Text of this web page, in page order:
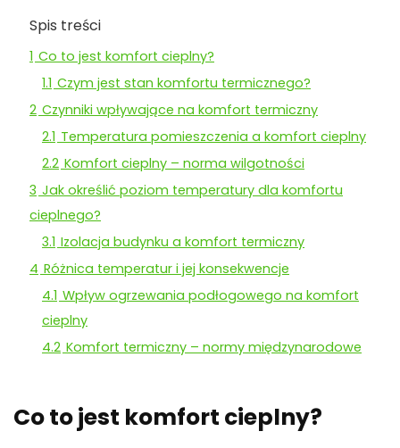
Spis treści
1 Co to jest komfort cieplny?
1.1 Czym jest stan komfortu termicznego?
2 Czynniki wpływające na komfort termiczny
2.1 Temperatura pomieszczenia a komfort cieplny
2.2 Komfort cieplny – norma wilgotności
3 Jak określić poziom temperatury dla komfortu
cieplnego?
3.1 Izolacja budynku a komfort termiczny
4 Różnica temperatur i jej konsekwencje
4.1 Wpływ ogrzewania podłogowego na komfort
cieplny
4.2 Komfort termiczny – normy międzynarodowe
Co to jest komfort cieplny?